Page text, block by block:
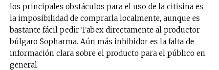
Suscríbete a nuestro boletín diario y
recibe todas las noticias del vapeo y la
reducción de daños en tu correo
electrónico.
los principales obstáculos para el uso de la citisina es
la imposibilidad de comprarla localmente, aunque es
bastante fácil pedir Tabex directamente al productor
búlgaro Sopharma. Aún más inhibidor es la falta de
información clara sobre el producto para el público en
general.